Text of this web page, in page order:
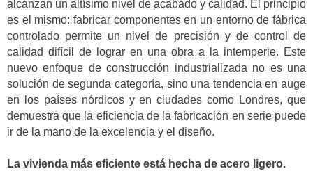
alcanzan un altísimo nivel de acabado y calidad. El principio
es el mismo: fabricar componentes en un entorno de fábrica
controlado permite un nivel de precisión y de control de
calidad difícil de lograr en una obra a la intemperie. Este
nuevo enfoque de construcción industrializada no es una
solución de segunda categoría, sino una tendencia en auge
en los países nórdicos y en ciudades como Londres, que
demuestra que la eficiencia de la fabricación en serie puede
ir de la mano de la excelencia y el diseño.
La vivienda más eficiente está hecha de acero ligero.